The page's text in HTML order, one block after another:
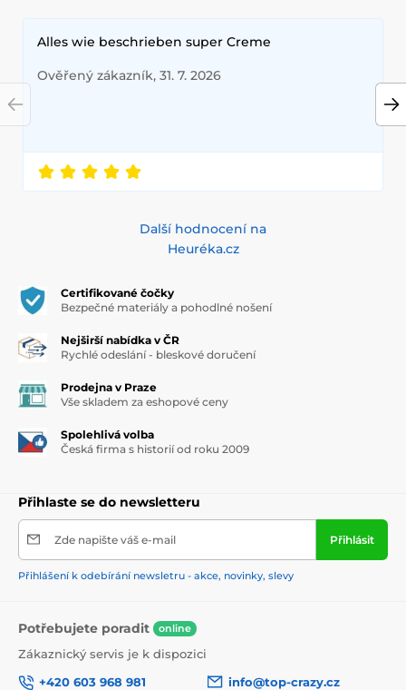
Alles wie beschrieben super Creme
Ověřený zákazník, 31. 7. 2026
Další hodnocení na
Heuréka.cz
Certifikované čočky
Bezpečné materiály a pohodlné nošení
Nejširší nabídka v ČR
Rychlé odeslání - bleskové doručení
Prodejna v Praze
Vše skladem za eshopové ceny
Spolehlivá volba
Česká firma s historií od roku 2009
Přihlaste se do newsletteru
Zde napište váš e-mail Přihlásit
Přihlášení k odebírání newsletru - akce, novinky, slevy
Potřebujete poradit online
Zákaznický servis je k dispozici
+420 603 968 981
info@top-crazy.cz